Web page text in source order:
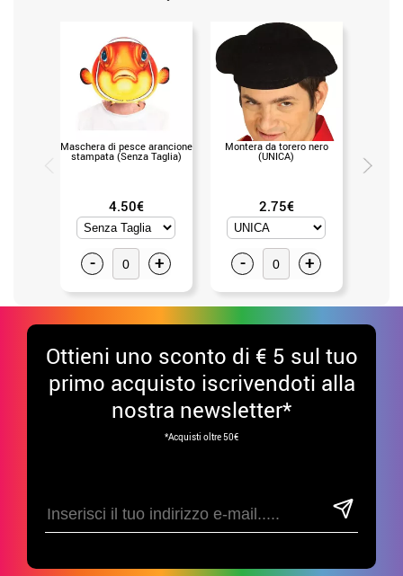
Maschera di pesce arancione
stampata (Senza Taglia)
4.50€
- +
Montera da torero nero
(UNICA)
2.75€
- +
Ottieni uno sconto di € 5 sul tuo
primo acquisto iscrivendoti alla
nostra newsletter*
*Acquisti oltre 50€